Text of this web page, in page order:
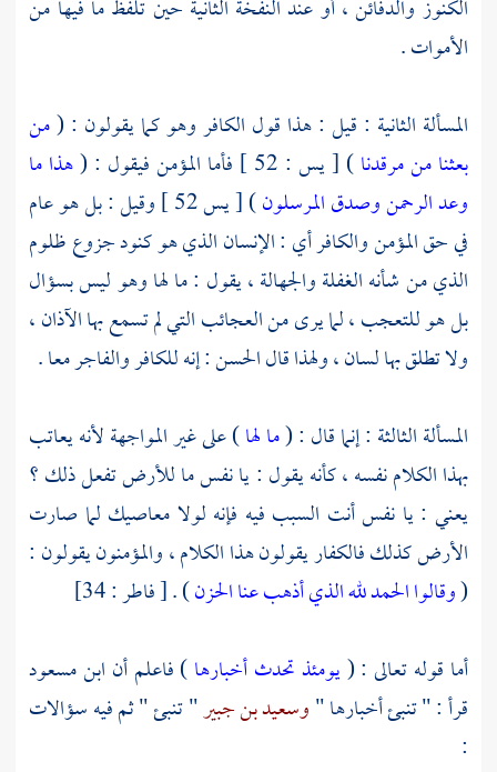
الكنوز والدفائن ، أو عند النفخة الثانية حين تلفظ ما فيها من
الأموات .
المسألة الثانية : قيل : هذا قول الكافر وهو كما يقولون : (من
بعثنا من مرقدنا) [ يس : 52 ] فأما المؤمن فيقول : (
هذا ما
وعد الرحمن وصدق المرسلون
) [ يس 52 ] وقيل : بل هو عام
في حق المؤمن والكافر أي : الإنسان الذي هو كنود جزوع ظلوم
الذي من شأنه الغفلة والجهالة ، يقول : ما لها وهو ليس بسؤال
بل هو للتعجب ، لما يرى من العجائب التي لم تسمع بها الآذان ،
ولا تطلق بها لسان ، ولهذا قالالحسن: إنه للكافر والفاجر معا .
المسألة الثالثة : إنما قال : (ما لها) على غير المواجهة لأنه يعاتب
بهذا الكلام نفسه ، كأنه يقول : يا نفس ما للأرض تفعل ذلك ؟
يعني : يا نفس أنت السبب فيه فإنه لولا معاصيك لما صارت
الأرض كذلك فالكفار يقولون هذا الكلام ، والمؤمنون يقولون :
(وقالوا الحمد لله الذي أذهب عنا الحزن) . [ فاطر : 34]
أما قوله تعالى : (يومئذ تحدث أخبارها) فاعلم أن ابن مسعود
قرأ : " تنبئ أخبارها "وسعيد بن جبير" تنبئ " ثم فيه سؤالات
: